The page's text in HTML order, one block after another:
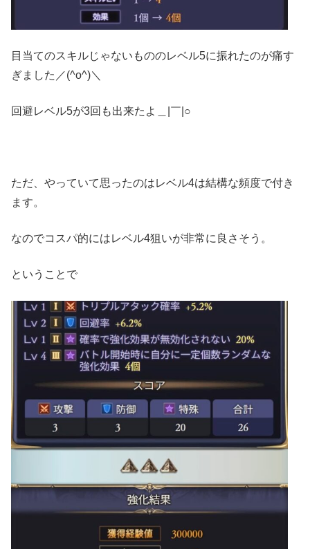
目当てのスキルじゃないもののレベル5に振れたのが痛す
ぎました／(^o^)＼
回避レベル5が3回も出来たよ＿|￣|○
ただ、やっていて思ったのはレベル4は結構な頻度で付き
ます。
なのでコスパ的にはレベル4狙いが非常に良さそう。
ということで